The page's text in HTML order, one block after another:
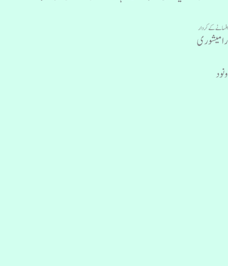
افسانے کے کردار
رامیشوری
ونود